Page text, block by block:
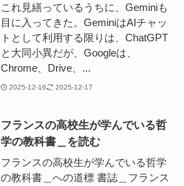
これ見繕っているうちに、Geminiも
目に入ってきた。GeminiはAIチャッ
トとして利用する限りは、ChatGPT
と大同小異だが、Googleは、
Chrome、Drive、...
2025-12-16 2025-12-17
フランスの高校生が学んでいる哲
学の教科書＿を読む
フランスの高校生が学んでいる哲学
の教科書＿への道標 書誌＿フランス